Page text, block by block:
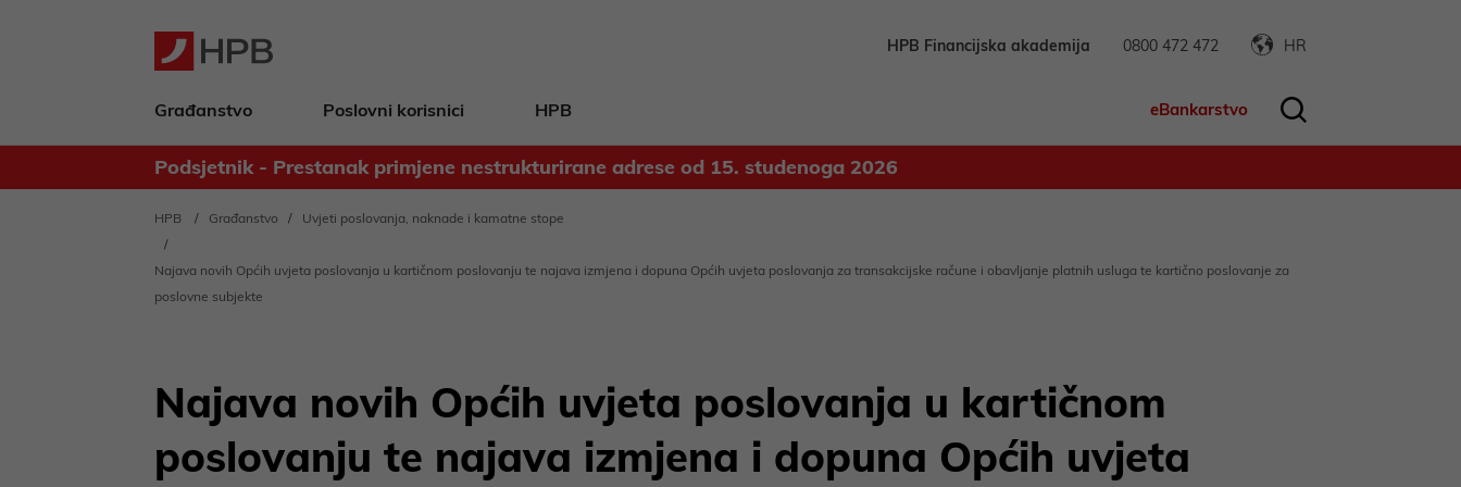
HPB Financijska akademija 0800 472 472 HR
Građanstvo Poslovni korisnici HPB eBankarstvo
Podsjetnik - Prestanak primjene nestrukturirane adrese od 15. studenoga 2026
Obavijest za deponente Banke - Odluka o upotrebi dobiti ostvarene u 2025. godini
HPB Građanstvo Uvjeti poslovanja, naknade i kamatne stope
Najava novih Općih uvjeta poslovanja u kartičnom poslovanju te najava izmjena i dopuna Općih uvjeta poslovanja za transakcijske račune i obavljanje platnih usluga te kartično poslovanje za
poslovne subjekte
Najava novih Općih uvjeta poslovanja u kartičnom
poslovanju te najava izmjena i dopuna Općih uvjeta